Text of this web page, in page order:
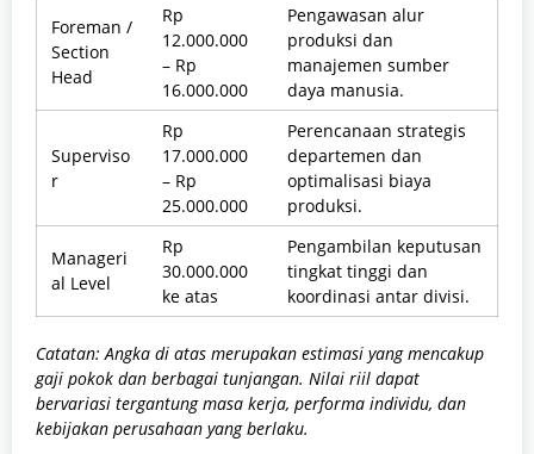
Foreman /
Section
Head
Rp
12.000.000
– Rp
16.000.000
Pengawasan alur
produksi dan
manajemen sumber
daya manusia.
Superviso
r
Rp
17.000.000
– Rp
25.000.000
Perencanaan strategis
departemen dan
optimalisasi biaya
produksi.
Manageri
al Level
Rp
30.000.000
ke atas
Pengambilan keputusan
tingkat tinggi dan
koordinasi antar divisi.
Catatan: Angka di atas merupakan estimasi yang mencakup
gaji pokok dan berbagai tunjangan. Nilai riil dapat
bervariasi tergantung masa kerja, performa individu, dan
kebijakan perusahaan yang berlaku.